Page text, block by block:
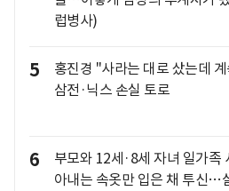
럽병사)
5
홍진경 "사라는 대로 샀는데
삼전·닉스 손실 토로
6
부모와 12세·8세 자녀 일가족
아내는 속옷만 입은 채 투신…